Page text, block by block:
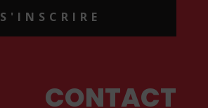
S'INSCRIRE
CONTACT